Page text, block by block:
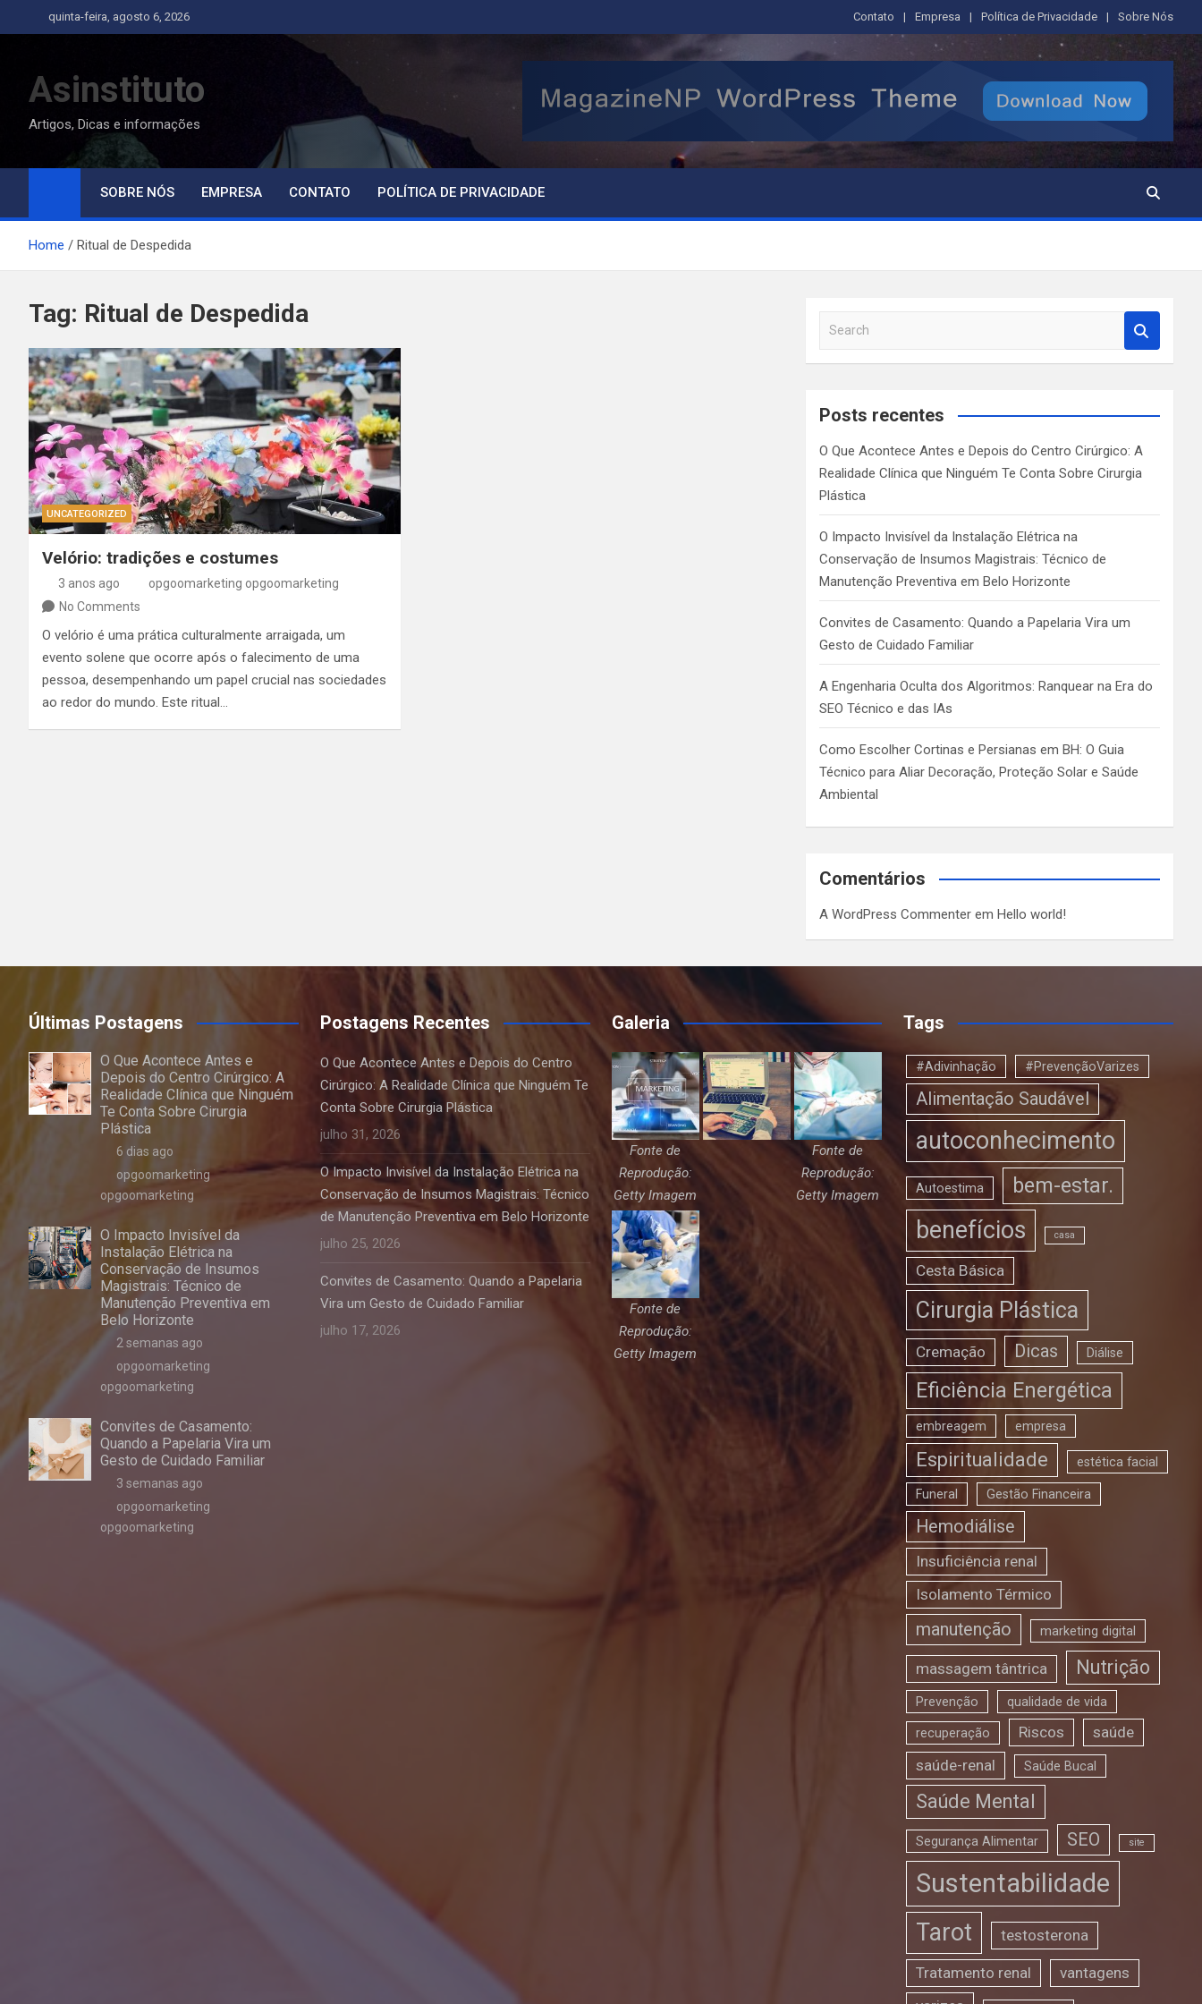
to
quinta-feira, agosto 6, 2026 Contato Empresa Política de Privacidade Sobre Nós
Asinstituto
Artigos, Dicas e informações
SOBRE NÓS EMPRESA CONTATO POLÍTICA DE PRIVACIDADE
Home Ritual de Despedida
Tag: Ritual de Despedida
UNCATEGORIZED
Velório: tradições e costumes
3 anos ago
opgoomarketing opgoomarketing
No Comments
O velório é uma prática culturalmente arraigada, um
evento solene que ocorre após o falecimento de uma
pessoa, desempenhando um papel crucial nas sociedades
ao redor do mundo. Este ritual…
a
c
Posts recentes
O Que Acontece Antes e Depois do Centro Cirúrgico: A
Realidade Clínica que Ninguém Te Conta Sobre Cirurgia
Plástica
O Impacto Invisível da Instalação Elétrica na
Conservação de Insumos Magistrais: Técnico de
Manutenção Preventiva em Belo Horizonte
Convites de Casamento: Quando a Papelaria Vira um
Gesto de Cuidado Familiar
A Engenharia Oculta dos Algoritmos: Ranquear na Era do
SEO Técnico e das IAs
Como Escolher Cortinas e Persianas em BH: O Guia
Técnico para Aliar Decoração, Proteção Solar e Saúde
Ambiental
Comentários
A WordPress Commenter emHello world!
Últimas Postagens
O Que Acontece Antes e
Depois do Centro Cirúrgico: A
Realidade Clínica que Ninguém
Te Conta Sobre Cirurgia
Plástica
6 dias ago
opgoomarketing
opgoomarketing
O Impacto Invisível da
Instalação Elétrica na
Conservação de Insumos
Magistrais: Técnico de
Manutenção Preventiva em
Belo Horizonte
2 semanas ago
opgoomarketing
opgoomarketing
Convites de Casamento:
Quando a Papelaria Vira um
Gesto de Cuidado Familiar
3 semanas ago
opgoomarketing
opgoomarketing
Postagens Recentes
O Que Acontece Antes e Depois do Centro
Cirúrgico: A Realidade Clínica que Ninguém Te
Conta Sobre Cirurgia Plástica
julho 31, 2026
O Impacto Invisível da Instalação Elétrica na
Conservação de Insumos Magistrais: Técnico
de Manutenção Preventiva em Belo Horizonte
julho 25, 2026
Convites de Casamento: Quando a Papelaria
Vira um Gesto de Cuidado Familiar
julho 17, 2026
Galeria
Fonte de
Reprodução:
Getty Imagem
Fonte de
Reprodução:
Getty Imagem
Fonte de
Reprodução:
Getty Imagem
Tags
#Adivinhação #PrevençãoVarizes
Alimentação Saudável
autoconhecimento
Autoestima bem-estar.
benefícios casa
Cesta Básica
Cirurgia Plástica
Cremação Dicas Diálise
Eficiência Energética
embreagem empresa
Espiritualidade estética facial
Funeral Gestão Financeira
Hemodiálise
Insuficiência renal
Isolamento Térmico
manutenção marketing digital
massagem tântrica Nutrição
Prevenção qualidade de vida
recuperação Riscos
saúde
saúde-renal
Saúde Bucal
Saúde Mental
Segurança Alimentar SEO site
Sustentabilidade
Tarot testosterona
Tratamento renal
vantagens